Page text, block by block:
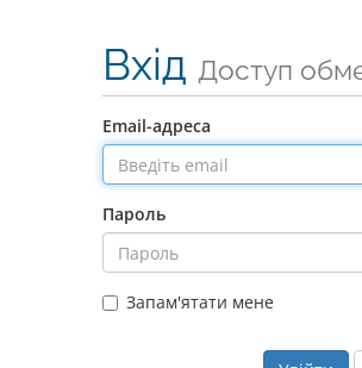
Вхід Доступ
Email-адреса
Пароль
Запам'ятати мене